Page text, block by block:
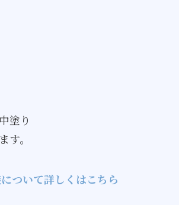
塗り
す。
ついて詳しくはこちら